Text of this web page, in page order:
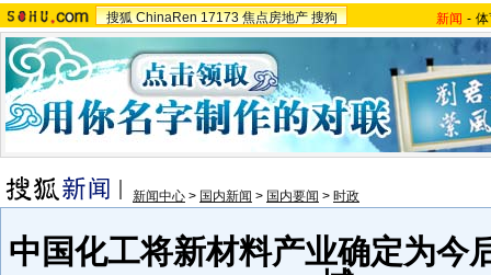
搜狐 ChinaRen 17173 焦点房地产 搜狗 新闻 -
新闻中心 > 国内新闻 > 国内要闻 > 时政
中国化工将新材料产业确定为今